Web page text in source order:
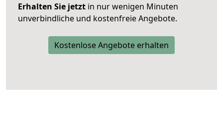
Erhalten Sie jetzt in nur wenigen Minuten
unverbindliche und kostenfreie Angebote.
Kostenlose Angebote erhalten